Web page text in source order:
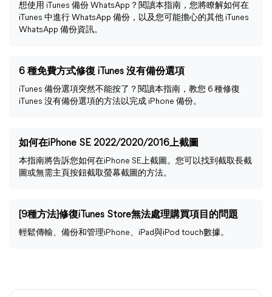
想使用 iTunes 備份 WhatsApp？閱讀本指南，您將瞭解如何在
iTunes 中進行 WhatsApp 備份，以及您可能擔心的其他 iTunes
WhatsApp 備份資訊。
6 種免費方式修復 iTunes 沒有備份選項
iTunes 備份選項突然不能按了？閱讀本指南，教您 6 種修復
iTunes 沒有備份選項的方法以完成 iPhone 備份。
如何在iPhone SE 2022/2020/2016上截圖
本指南將告訴您如何在iPhone SE上截圖。您可以找到截取長截
圖或無需主頁按鈕截取螢幕截圖的方法。
[9種方法]修復iTunes Store無法處理購買項目的問題
輕鬆傳輸、備份和管理iPhone、iPad與iPod touch數據。